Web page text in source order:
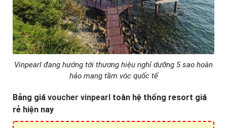
Vinpearl đang hướng tới thương hiệu nghỉ dưỡng 5 sao hoàn
hảo mang tầm vóc quốc tế
Bảng giá voucher vinpearl toàn hệ thống resort giá
rẻ hiện nay